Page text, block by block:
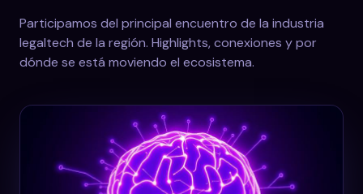
Participamos del principal encuentro de la industria
legaltech de la región. Highlights, conexiones y por
dónde se está moviendo el ecosistema.